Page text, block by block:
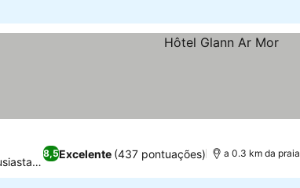
8,5Excelente (437 pontuações) a 0.3 km da praia